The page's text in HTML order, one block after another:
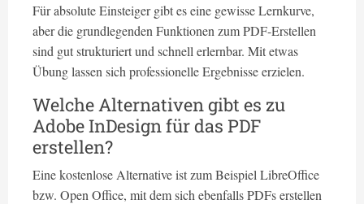
Für absolute Einsteiger gibt es eine gewisse Lernkurve,
aber die grundlegenden Funktionen zum PDF-Erstellen
sind gut strukturiert und schnell erlernbar. Mit etwas
Übung lassen sich professionelle Ergebnisse erzielen.
Welche Alternativen gibt es zu
Adobe InDesign für das PDF
erstellen?
Eine kostenlose Alternative ist zum Beispiel LibreOffice
bzw. Open Office, mit dem sich ebenfalls PDFs erstellen